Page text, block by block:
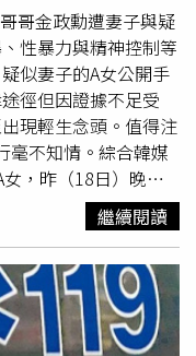
哥金政勳遭妻子與疑
性暴力與精神控制等
似妻子的A女公開手
徑但因證據不足受
現輕生念頭。值得注
毫不知情。綜合韓媒
，昨（18日）晚間
紅色SanDisk 32GB
，並稱先前流出的電
撰寫的。她也針對金
、精神控制與性暴力
毆打，施暴時間常超
曾被迫在全身赤裸狀
繼續閱讀